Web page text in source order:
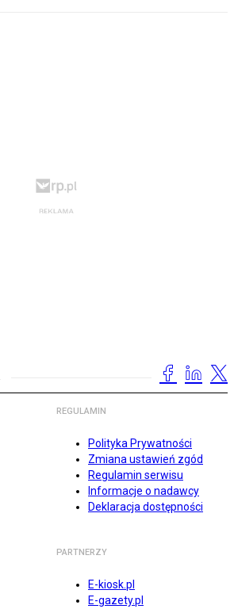
REGULAMIN
Polityka Prywatności
Zmiana ustawień zgód
Regulamin serwisu
Informacje o nadawcy
Deklaracja dostępności
PARTNERZY
E-kiosk.pl
E-gazety.pl